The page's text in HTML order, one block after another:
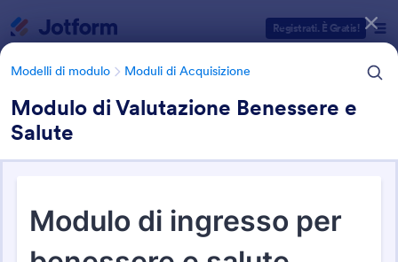
Registrati. È Gratis!
Modelli di modulo Moduli di Acquisizione
Modulo di Valutazione Benessere e
Salute
Moduli di Acquisizione
202 Template
Categorie Template Moduli